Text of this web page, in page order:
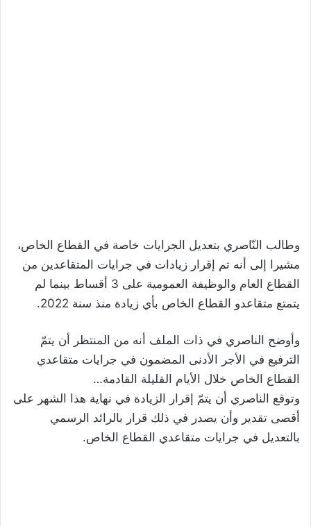
وطالب النّاصري بتعديل الجرايات خاصة في القطاع الخاص،
مشيرا إلى أنه تم إقرار زيادات في جرايات المتقاعدين من
القطاع العام والوظيفة العمومية على 3 أقساط بينما لم
يتمتع متقاعدو القطاع الخاص بأي زيادة منذ سنة 2022.
وأوضح الناصري في ذات الملف أنه من المنتظر أن يتمّ
الترفيع في الأجر الأدنى المضمون في جرايات متقاعدي
القطاع الخاص خلال الأيام القليلة القادمة…
وتوقع الناصري أن يتمّ إقرار الزيادة في نهاية هذا الشهر على
أقصى تقدير وأن يصدر في ذلك قرار بالرائد الرسمي
بالتعديل في جرايات متقاعدي القطاع الخاص.